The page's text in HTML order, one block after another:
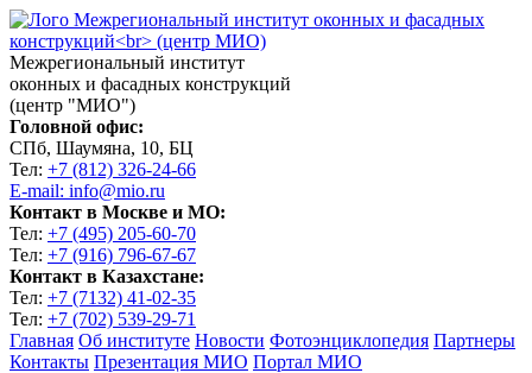
Межрегиональный институт
оконных и фасадных конструкций
(центр "МИО")
Головной офис:
СПб, Шаумяна, 10, БЦ
Тел: +7 (812) 326-24-66
E-mail: info@mio.ru
Контакт в Москве и МО:
Тел: +7 (495) 205-60-70
Тел: +7 (916) 796-67-67
Контакт в Казахстане:
Тел: +7 (7132) 41-02-35
Тел: +7 (702) 539-29-71
Главная Об институте Новости Фотоэнциклопедия Партнеры
Контакты Презентация МИО Портал МИО